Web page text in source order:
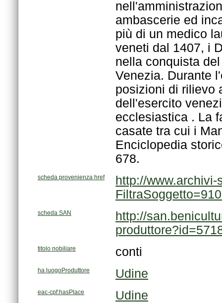
678.
scheda provenienza href
scheda SAN
titolo nobiliare conti
ha luogoProduttore Udine
eac-cpf:hasPlace Udine